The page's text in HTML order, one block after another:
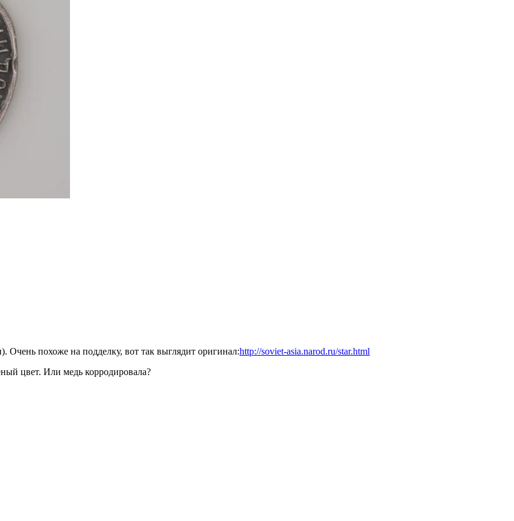
похоже на подделку, вот так выглядит оригинал:http://soviet-asia.narod.ru/star.html
цвет. Или медь корродировала?